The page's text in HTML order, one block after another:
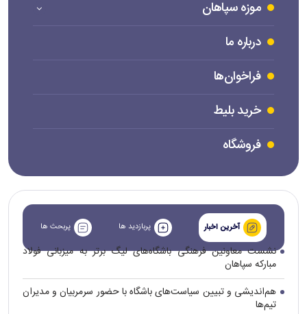
موزه سپاهان
درباره ما
فراخوان‌ها
خرید بلیط
فروشگاه
آخرین اخبار پربازدید ها پربحث ها
نشست معاونین فرهنگی باشگاه‌های لیگ برتر به میزبانی فولاد
مبارکه سپاهان
هم‌اندیشی و تبیین سیاست‌های باشگاه با حضور سرمربیان و مدیران
تیم‌ها